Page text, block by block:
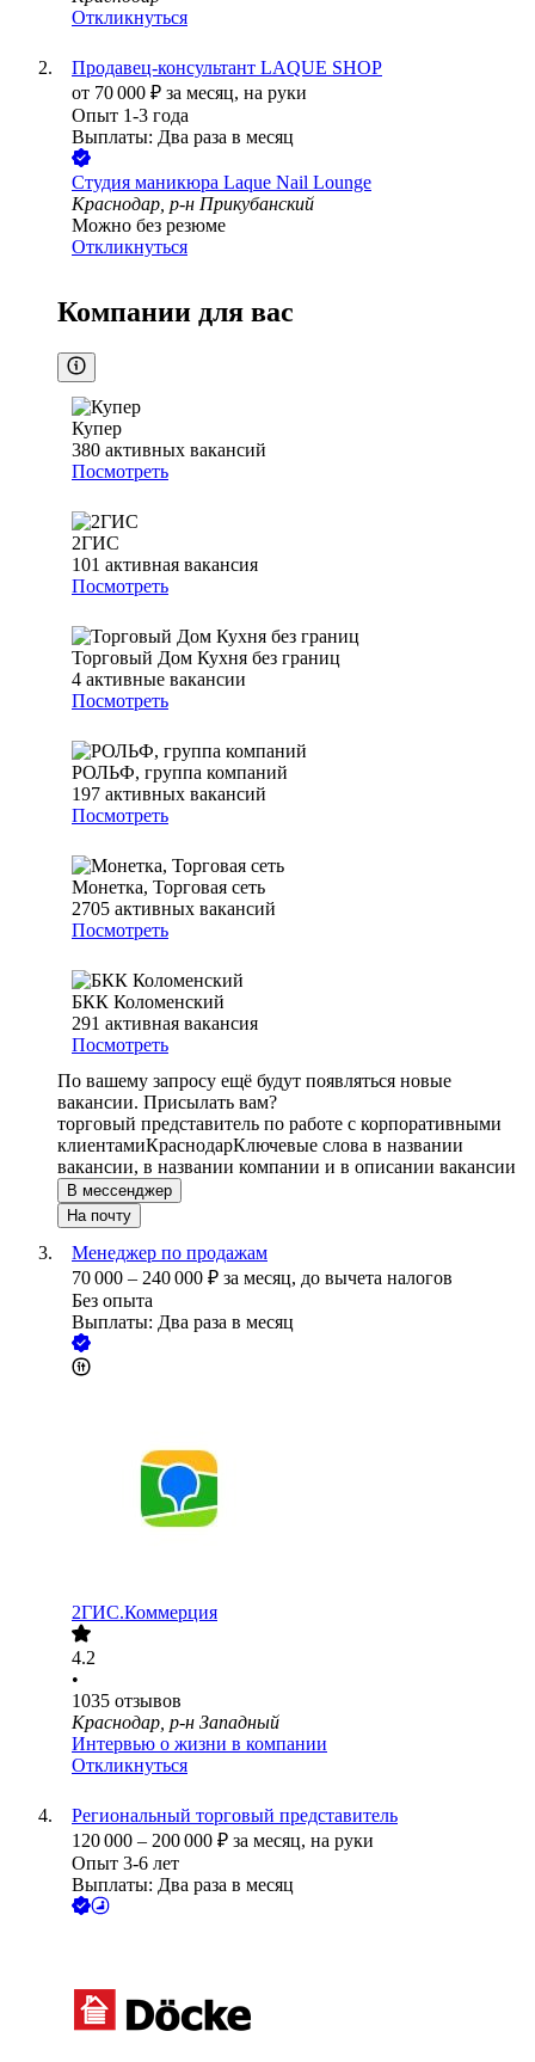
Откликнуться
Продавец-консультант LAQUE SHOP
от 70 000 ₽ за месяц, на руки
Опыт 1-3 года
Выплаты: Два раза в месяц
Студия маникюра Laque Nail Lounge
Краснодар, р-н Прикубанский
Можно без резюме
Откликнуться
Компании для вас
Купер
380 активных вакансий
Посмотреть
2ГИС
101 активная вакансия
Посмотреть
Торговый Дом Кухня без границ
4 активные вакансии
Посмотреть
РОЛЬФ, группа компаний
197 активных вакансий
Посмотреть
Монетка, Торговая сеть
2705 активных вакансий
Посмотреть
БКК Коломенский
291 активная вакансия
Посмотреть
По вашему запросу ещё будут появляться новые
вакансии. Присылать вам?
торговый представитель по работе с корпоративными
клиентамиКраснодарКлючевые слова в названии
вакансии, в названии компании и в описании вакансии
В мессенджер
На почту
Менеджер по продажам
70 000 – 240 000 ₽ за месяц, до вычета налогов
Без опыта
Выплаты: Два раза в месяц
2ГИС.Коммерция
4.2
•
1035 отзывов
Краснодар, р-н Западный
Интервью о жизни в компании
Откликнуться
Региональный торговый представитель
120 000 – 200 000 ₽ за месяц, на руки
Опыт 3-6 лет
Выплаты: Два раза в месяц